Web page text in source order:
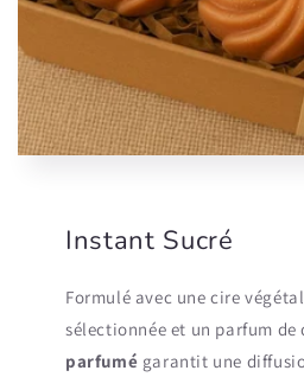
Instant Sucré
Formulé avec une cire
sélectionnée et un parfum de
parfumé garantit une